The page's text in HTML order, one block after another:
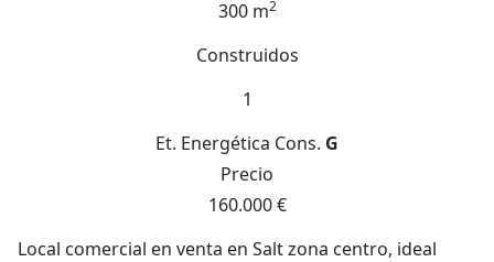
300 m2
Construidos
1
Et. Energética Cons. G
Precio
160.000 €
Local comercial en venta en Salt zona centro, ideal